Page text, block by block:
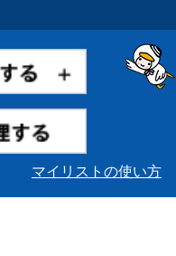
マイリストの使い方